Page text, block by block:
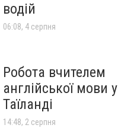
водій
06:08, 4 серпня
Робота вчителем
англійської мови у
Таїланді
14:48, 2 серпня